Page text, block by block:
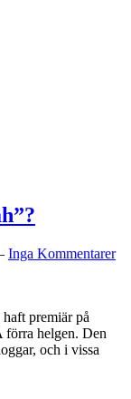
Inga Kommentarer
premiär på
förra helgen. Den
och i vissa